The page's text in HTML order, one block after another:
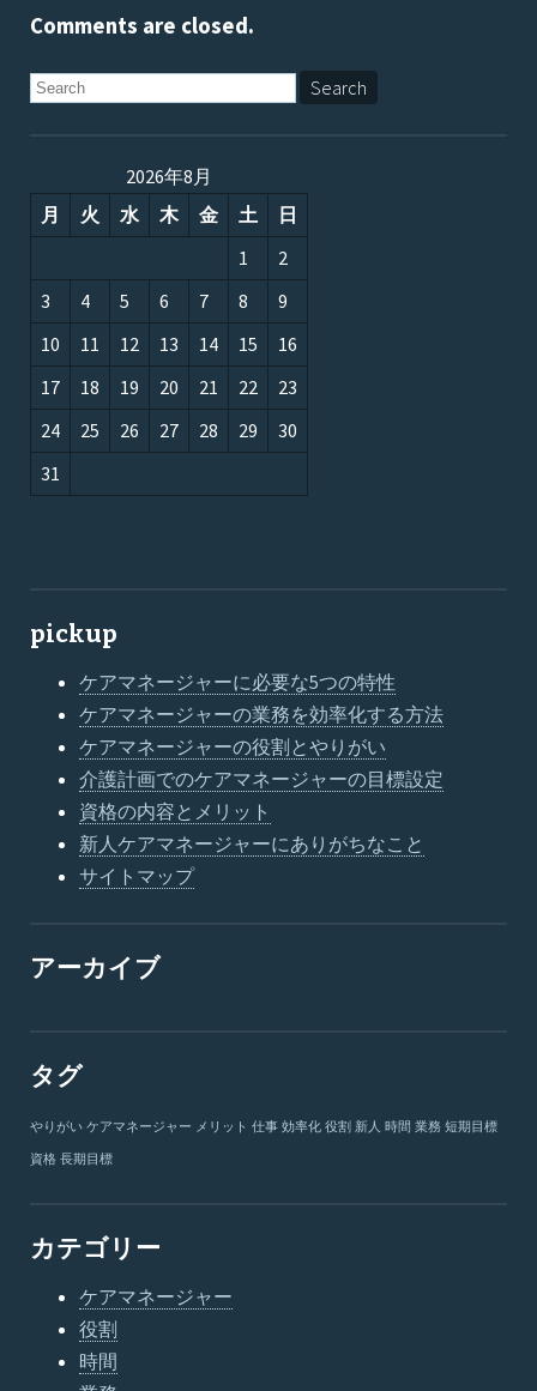
Comments are closed.
2026年8月
月
火 水 木 金 土
日
1
2
3
4 5 6 7 8
9
10
11 12 13 14 15
16
17
18 19 20 21 22
23
24
25 26 27 28 29
30
31
pickup
ケアマネージャーに必要な5つの特性
ケアマネージャーの業務を効率化する方法
ケアマネージャーの役割とやりがい
介護計画でのケアマネージャーの目標設定
資格の内容とメリット
新人ケアマネージャーにありがちなこと
サイトマップ
アーカイブ
タグ
やりがい ケアマネージャー メリット 仕事 効率化 役割 新人 時間 業務 短期目標
資格 長期目標
カテゴリー
ケアマネージャー
役割
時間